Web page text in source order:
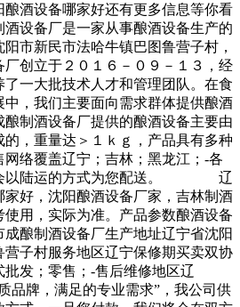
酒设备哪家好还有更多信息等你看
厂是一家从事酿酒设备生产的
市新民市法哈牛镇巴图鲁营子村，
创立于２０１６－０９－１３，经
一大批技术人才和管理团队。在食
，我们主要面向需求群体提供酿酒
设备厂提供的酿酒设备主要由
，重量达＞１ｋｇ，产品具有多种
络覆盖辽宁；吉林；黑龙江；-各
会以陆运的方式为您配送。 辽
好，沈阳酿酒设备厂家，吉林制酒
用，实际为准。产品参数酿酒设备
酿制酒设备厂生产地址辽宁省沈阳
子村服务地区辽宁保修期买卖双协
发；零售；-售后维修地区辽
，满足的专业需求”，我公司供